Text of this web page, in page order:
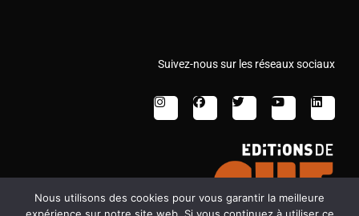
Suivez-nous sur les réseaux sociaux
Nous utilisons des cookies pour vous garantir la meilleure